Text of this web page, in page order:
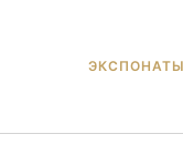
ЭКСПОНАТЫ